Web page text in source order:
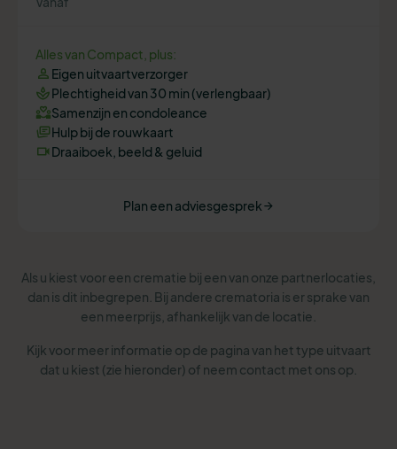
Alles van Compact, plus:
Eigen uitvaartverzorger
Plechtigheid van 30 min (verlengbaar)
Samenzijn en condoleance
Hulp bij de rouwkaart
Draaiboek, beeld & geluid
Plan een adviesgesprek
Als u kiest voor een crematie bij een van onze partnerlocaties,
dan is dit inbegrepen. Bij andere crematoria is er sprake van
een meerprijs, afhankelijk van de locatie.
Kijk voor meer informatie op de pagina van het type uitvaart
dat u kiest (zie hieronder) of neem contact met ons op.